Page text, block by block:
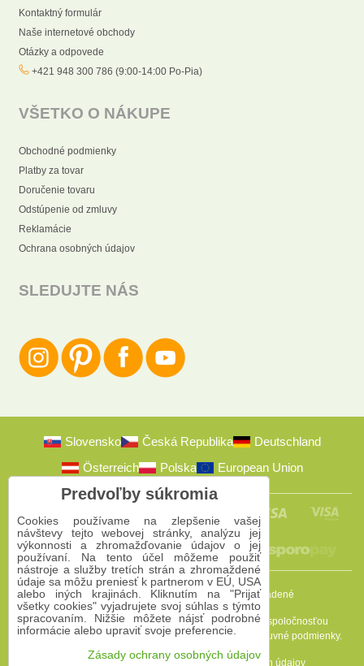
Kontaktný formulár
Naše internetové obchody
Otázky a odpovede
+421 948 300 786 (9:00-14:00 Po-Pia)
VŠETKO O NÁKUPE
Obchodné podmienky
Platby za tovar
Doručenie tovaru
Odstúpenie od zmluvy
Reklamácie
Ochrana osobných údajov
SLEDUJTE NÁS
Slovensko Česká Republika
Deutschland
Österreich
Polska European Union
2009-2026 © Bomba s.r.o.Všetky práva vyhradené
Táto stránka je chránená programom reCAPTCHA a spoločnosťou
Google. PlatiaPravidlá ochrany osobných údajov Zmluvné podmienky.
Predvoľby súkromia Zásady ochrany osobných údajov
Predvoľby súkromia
Cookies používame na zlepšenie vašej
návštevy tejto webovej stránky, analýzu jej
výkonnosti a zhromažďovanie údajov o jej
používaní. Na tento účel môžeme použiť
nástroje a služby tretích strán a zhromaždené
údaje sa môžu preniesť k partnerom v EÚ, USA
alebo iných krajinách. Kliknutím na "Prijať
všetky cookies" vyjadrujete svoj súhlas s týmto
spracovaním. Nižšie môžete nájsť podrobné
informácie alebo upraviť svoje preferencie.
Zásady ochrany osobných údajov